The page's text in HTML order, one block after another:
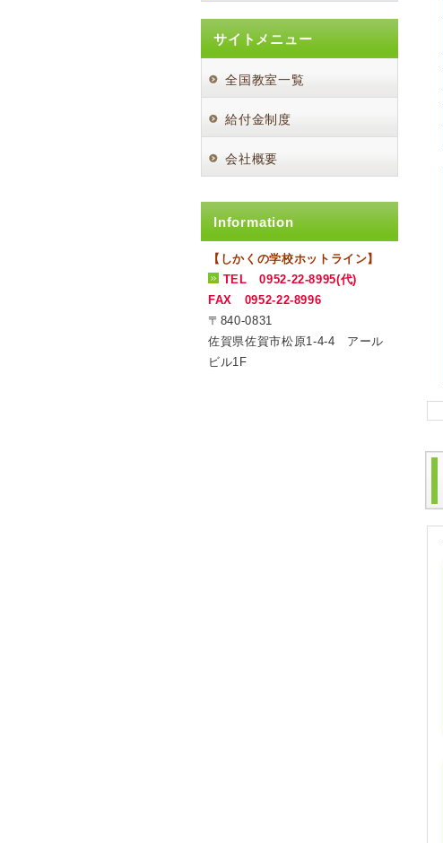
サイトメニュー
全国教室一覧
給付金制度
会社概要
Information
【しかくの学校ホットライン】
TEL 0952-22-8995(代)
FAX 0952-22-8996
〒840-0831
佐賀県佐賀市松原1-4-4 アール
ビル1F